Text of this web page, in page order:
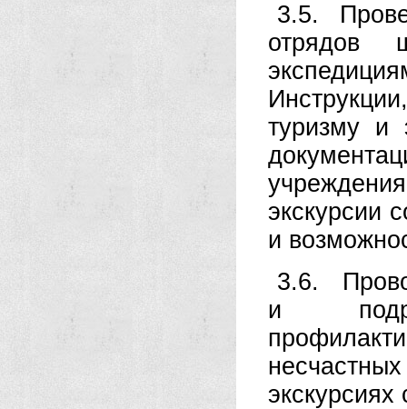
3.5.
отрядов
туризму и
экскурсии
и
3.6.
и
экскурсиях